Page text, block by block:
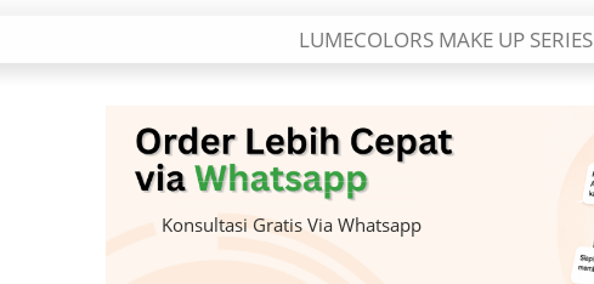
LUMECOLORS MAKE UP SERIES
Konsultasi Gratis Via Whatsapp